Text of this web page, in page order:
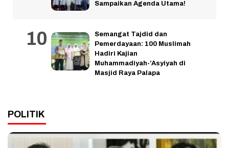
Sampaikan Agenda Utama!
Semangat Tajdid dan
Pemerdayaan: 100 Muslimah
Hadiri Kajian
Muhammadiyah-’Asyiyah di
Masjid Raya Palapa
POLITIK